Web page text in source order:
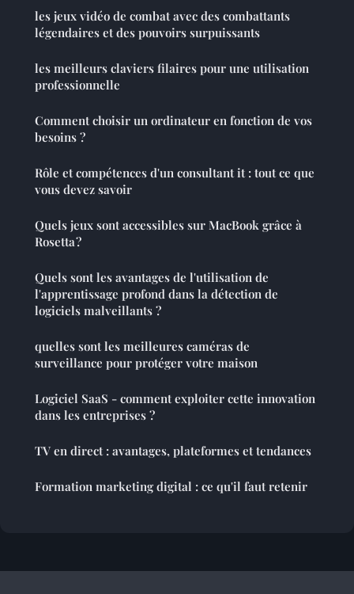
les jeux vidéo de combat avec des combattants
légendaires et des pouvoirs surpuissants
les meilleurs claviers filaires pour une utilisation
professionnelle
Comment choisir un ordinateur en fonction de vos
besoins ?
Rôle et compétences d'un consultant it : tout ce que
vous devez savoir
Quels jeux sont accessibles sur MacBook grâce à
Rosetta ?
Quels sont les avantages de l'utilisation de
l'apprentissage profond dans la détection de
logiciels malveillants ?
quelles sont les meilleures caméras de
surveillance pour protéger votre maison
Logiciel SaaS - comment exploiter cette innovation
dans les entreprises ?
TV en direct : avantages, plateformes et tendances
Formation marketing digital : ce qu'il faut retenir